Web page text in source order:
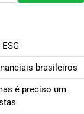
brasileiros
é preciso um